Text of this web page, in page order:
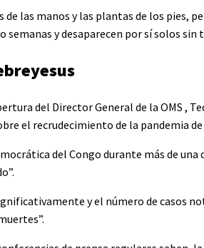
las manos y las plantas de los pies,
semanas y desaparecen por sí solos
del Director General de la OMS ,
el recrudecimiento de la pandemia de
del Congo durante más de
y el número de casos